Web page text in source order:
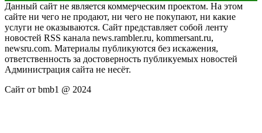
Данный сайт не является коммерческим проектом. На этом
сайте ни чего не продают, ни чего не покупают, ни какие
услуги не оказываются. Сайт представляет собой ленту
новостей RSS канала news.rambler.ru, kommersant.ru,
newsru.com. Материалы публикуются без искажения,
ответственность за достоверность публикуемых новостей
Администрация сайта не несёт.
Сайт от bmb1 @ 2024